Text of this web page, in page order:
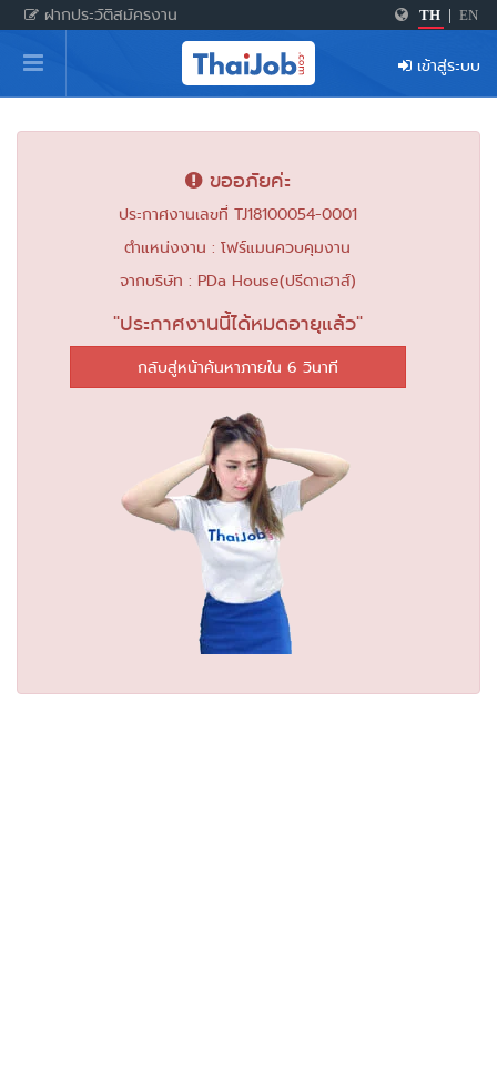
ฝากประวัติสมัครงาน TH EN
หน้าหลัก
ผู้สมัครงาน: เข้าสู่ระบบ
ฝากประวัติสมัครงาน
สำหรับผู้ประกอบการ
เข้าสู่ระบบ
ขออภัยค่ะ
ประกาศงานเลขที่ TJ18100054-0001
ตำแหน่งงาน : โฟร์แมน​ควบคุมงาน
จากบริษัท : PDa​ House​(ปรีดาเฮาส์)​
"ประกาศงานนี้ได้หมดอายุแล้ว"
กลับสู่หน้าค้นหาภายใน 6 วินาที